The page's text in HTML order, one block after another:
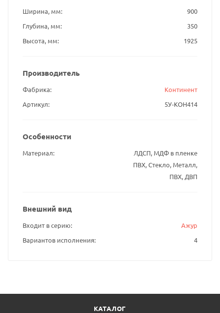
Ширина, мм
900
Глубина, мм
350
Высота, мм
1925
Производитель
Фабрика
Континент
Артикул
5У-КОН414
Особенности
Материал
ЛДСП, МДФ в пленке
ПВХ, Стекло, Металл,
ПВХ, ДВП
Внешний вид
Входит в серию
Ажур
Вариантов исполнения
4
КАТАЛОГ